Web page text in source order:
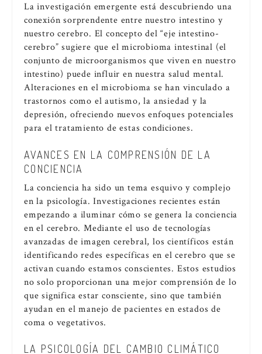
La investigación emergente está descubriendo una
conexión sorprendente entre nuestro intestino y
nuestro cerebro. El concepto del “eje intestino-
cerebro” sugiere que el microbioma intestinal (el
conjunto de microorganismos que viven en nuestro
intestino) puede influir en nuestra salud mental.
Alteraciones en el microbioma se han vinculado a
trastornos como el autismo, la ansiedad y la
depresión, ofreciendo nuevos enfoques potenciales
para el tratamiento de estas condiciones.
AVANCES EN LA COMPRENSIÓN DE LA
CONCIENCIA
La conciencia ha sido un tema esquivo y complejo
en la psicología. Investigaciones recientes están
empezando a iluminar cómo se genera la conciencia
en el cerebro. Mediante el uso de tecnologías
avanzadas de imagen cerebral, los científicos están
identificando redes específicas en el cerebro que se
activan cuando estamos conscientes. Estos estudios
no solo proporcionan una mejor comprensión de lo
que significa estar consciente, sino que también
ayudan en el manejo de pacientes en estados de
coma o vegetativos.
LA PSICOLOGÍA DEL CAMBIO CLIMÁTICO